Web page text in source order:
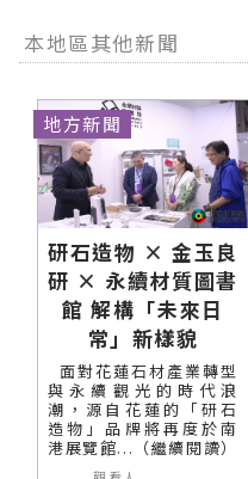
本地區其他新聞
研石造物 × 金玉良
研 × 永續材質圖書
館 解構「未來日
常」新樣貌
面對花蓮石材產業轉型
與永續觀光的時代浪
潮，源自花蓮的「研石
造物」品牌將再度於南
港展覽館...（繼續閱讀）
地方新聞